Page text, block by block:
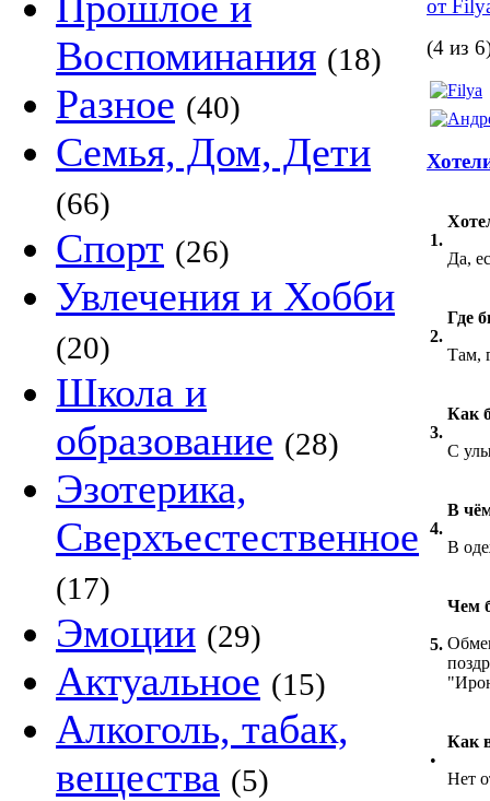
Воспоминания (18)
Разное (40)
Семья, Дом, Дети
(66)
Спорт (26)
Увлечения и Хобби
(20)
Школа и
образование (28)
Эзотерика,
Сверхъестественное
(17)
Эмоции (29)
Актуальное (15)
Алкоголь, табак,
вещества (5)
от
(4 из
1.
Да,
2.
Где
Там,
3.
Как
С
4.
В
В
5.
Чем
•
Как
Нет